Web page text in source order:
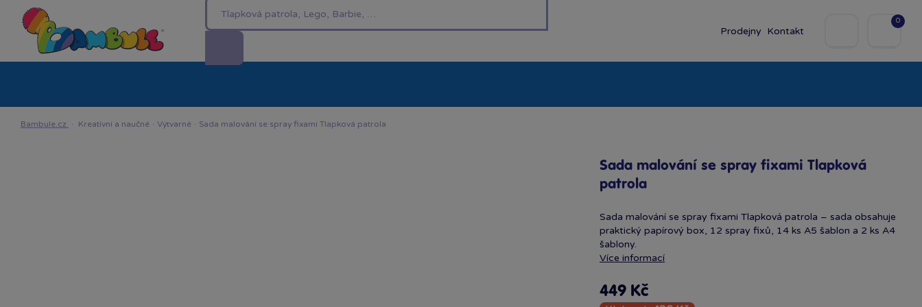
Prodejny Kontakt
0
Bambule.cz · Kreativní a naučné · Výtvarné · Sada malování se spray fixami Tlapková patrola
Sada malování se spray fixami Tlapková
patrola
Sada malování se spray fixami Tlapková patrola – sada obsahuje
praktický papírový box, 12 spray fixů, 14 ks A5 šablon a 2 ks A4
šablony.
Více informací
449 Kč